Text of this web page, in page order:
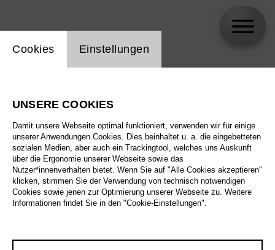
Alle Sparten
Alle Spielstätten
Alle Merkmale
Einstellung Website Cookie
Cookies Einstellungen
UNSERE COOKIES
Damit unsere Webseite optimal funktioniert, verwenden wir für einige
unserer Anwendungen Cookies. Dies beinhaltet u. a. die eingebetteten
sozialen Medien, aber auch ein Trackingtool, welches uns Auskunft
über die Ergonomie unserer Webseite sowie das
Nutzer*innenverhalten bietet. Wenn Sie auf "Alle Cookies akzeptieren"
klicken, stimmen Sie der Verwendung von technisch notwendigen
Cookies sowie jenen zur Optimierung unserer Webseite zu. Weitere
Informationen findet Sie in den "Cookie-Einstellungen".